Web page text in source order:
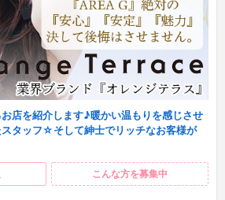
店を紹介します♪暖かい温もりを感じさせ
タッフ☆そして紳士でリッチなお客様が
こんな方を募集中